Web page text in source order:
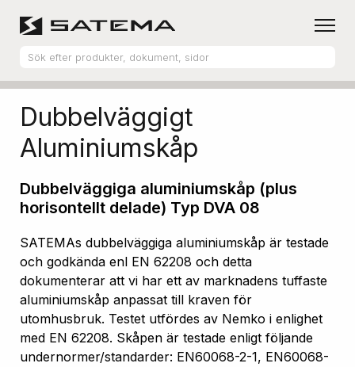
Produktsortiment Aluminiumskåp
Dubbelväggigt
Aluminiumskåp
Dubbelväggiga aluminiumskåp (plus
horisontellt delade) Typ DVA 08
SATEMAs dubbelväggiga aluminiumskåp är testade
och godkända enl EN 62208 och detta
dokumenterar att vi har ett av marknadens tuffaste
aluminiumskåp anpassat till kraven för
utomhusbruk. Testet utfördes av Nemko i enlighet
med EN 62208. Skåpen är testade enligt följande
undernormer/standarder: EN60068-2-1, EN60068-